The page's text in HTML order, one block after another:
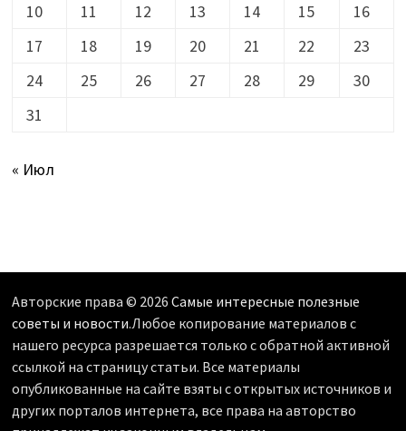
10
11 12 13 14 15
16
17
18 19 20 21 22
23
24
25 26 27 28 29
30
31
« Июл
Авторские права © 2026 Самые интересные полезные
советы и новости.Любое копирование материалов с
нашего ресурса разрешается только с обратной активной
ссылкой на страницу статьи. Все материалы
опубликованные на сайте взяты с открытых источников и
других порталов интернета, все права на авторство